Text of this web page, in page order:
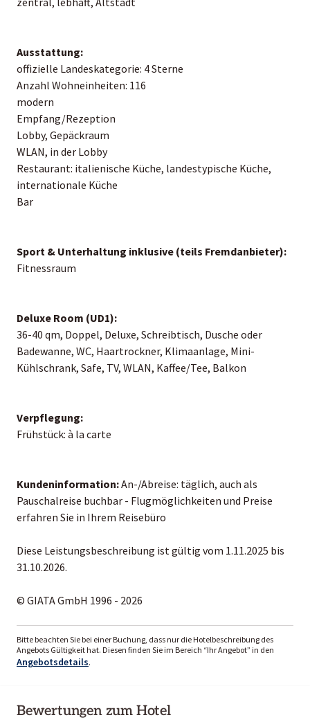
Ausstattung:
offizielle Landeskategorie: 4 Sterne
Anzahl Wohneinheiten: 116
modern
Empfang/Rezeption
Lobby, Gepäckraum
WLAN, in der Lobby
Restaurant: italienische Küche, landestypische Küche,
internationale Küche
Bar
Sport & Unterhaltung inklusive (teils Fremdanbieter):
Fitnessraum
Deluxe Room (UD1):
36-40 qm, Doppel, Deluxe, Schreibtisch, Dusche oder
Badewanne, WC, Haartrockner, Klimaanlage, Mini-
Kühlschrank, Safe, TV, WLAN, Kaffee/Tee, Balkon
Verpflegung:
Frühstück: à la carte
Kundeninformation:An-/Abreise: täglich, auch als
Pauschalreise buchbar - Flugmöglichkeiten und Preise
erfahren Sie in Ihrem Reisebüro
Diese Leistungsbeschreibung ist gültig vom 1.11.2025 bis
31.10.2026.
© GIATA GmbH 1996 - 2026
Bitte beachten Sie bei einer Buchung, dass nur die Hotelbeschreibung des
Angebots Gültigkeit hat. Diesen finden Sie im Bereich “Ihr Angebot” in den
Angebotsdetails.
Bewertungen zum Hotel